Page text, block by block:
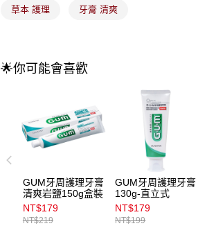
草本 護理 牙膏 清爽
🌟你可能會喜歡
GUM牙周護理牙膏
清爽岩鹽150g盒裝
NT$179
NT$219
GUM牙周護理牙膏
130g-直立式
NT$179
NT$199